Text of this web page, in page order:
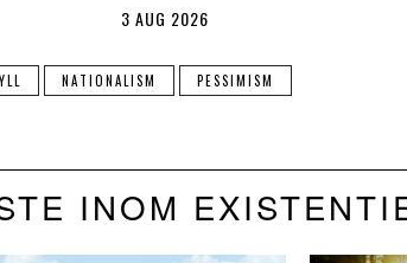
3 AUG 2026
NATIONALISM PESSIMISM
INOM